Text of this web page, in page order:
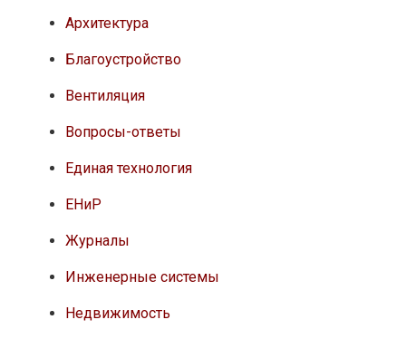
Архитектура
Благоустройство
Вентиляция
Вопросы-ответы
Единая технология
ЕНиР
Журналы
Инженерные системы
Недвижимость